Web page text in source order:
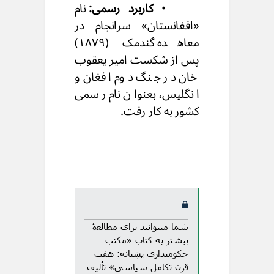
•کاربرد رسمی:نام
«افغانستان» سرانجام در
معاهده گندمک (۱۸۷۹)
پس از شکست امیر یعقوب
خان در جنگ دوم افغان و
انگلیس، بعنوان نام رسمی
کشور به کار رفت.
شما میتوانید برای مطالعۀ
بیشتر به کتاب «مکتب
حکومتداری پښتانه: هفت
قرن تکامل سیاسی» تألیف